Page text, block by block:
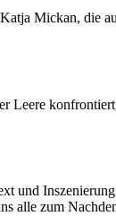
Mickan, die
Leere
und
alle zum